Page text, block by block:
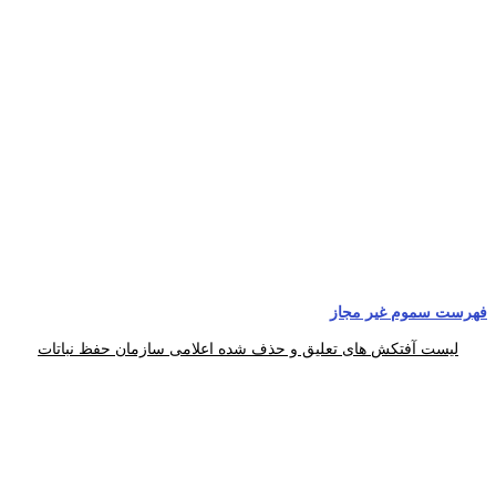
فهرست سموم غیر مجاز
لیست آفتکش های تعلیق و حذف شده اعلامی سازمان حفظ نباتات